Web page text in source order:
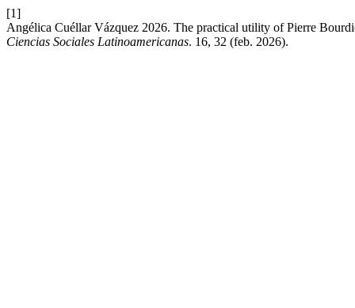
[1]
Angélica Cuéllar Vázquez 2026. The practical utility of Pierre
Ciencias Sociales Latinoamericanas. 16, 32 (feb. 2026).